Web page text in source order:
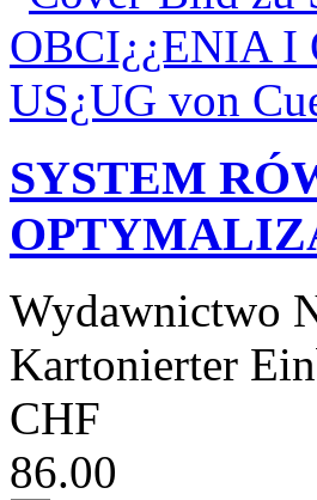
SYSTEM
Wydawnictwo
Kartonierter
CHF
86.00